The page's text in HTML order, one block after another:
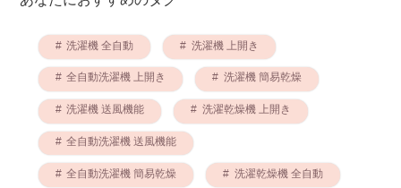
洗濯機 全自動 洗濯機 上開き
全自動洗濯機 上開き 洗濯機 簡易乾燥
洗濯機 送風機能 洗濯乾燥機 上開き
全自動洗濯機 送風機能
全自動洗濯機 簡易乾燥 洗濯乾燥機 全自動